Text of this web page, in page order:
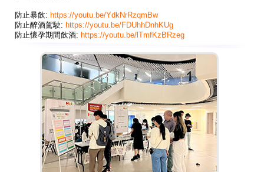
防止暴飲: https://youtu.be/YdkNrRzqmBw
防止醉酒駕駛: https://youtu.be/FDUhhDnhKUg
防止懷孕期間飲酒: https://youtu.be/lTmfKzBRzeg